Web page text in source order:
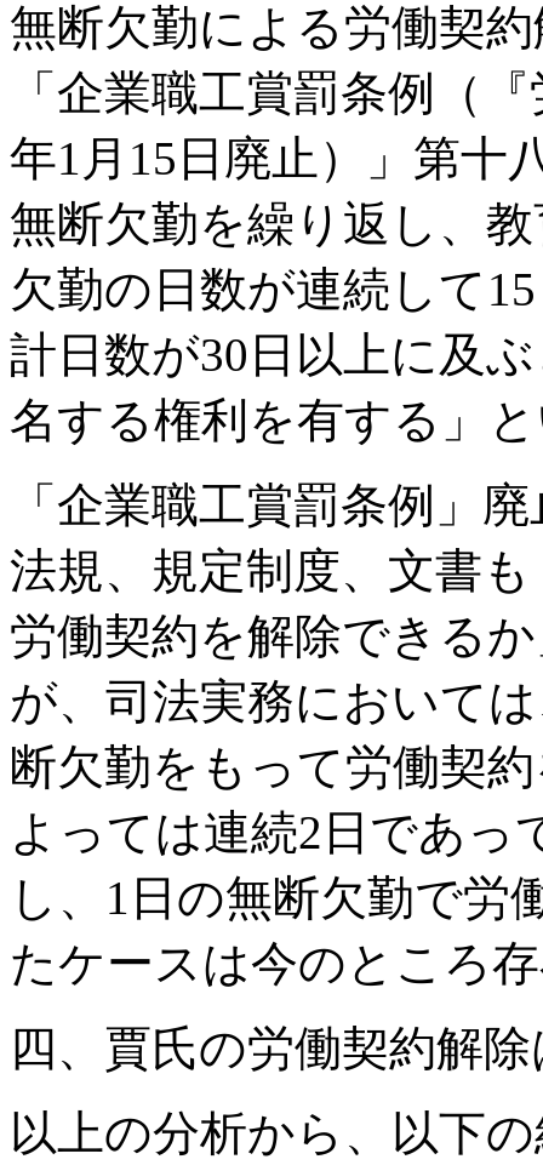
無断欠勤による労働契
「企業職工賞罰条例（
年1月15日廃止）」第十
無断欠勤を繰り返し、
欠勤の日数が連続して
計日数が30日以上に及
名する権利を有する」
「企業職工賞罰条例」
法規、規定制度、文書
労働契約を解除できる
が、司法実務において
断欠勤をもって労働契
よっては連続2日であっ
し、1日の無断欠勤で労
たケースは今のところ
四、賈氏の労働契約解
以上の分析から、以下